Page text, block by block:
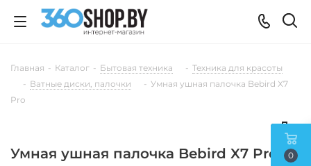
Главная - Каталог - Бытовая техника - Техника для красоты
- Ватные диски, палочки - Умная ушная палочка Bebird X7
Pro
Умная ушная палочка Bebird X7 Pro 0